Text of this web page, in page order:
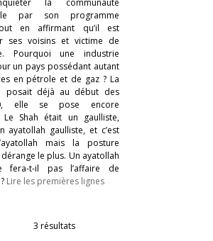
la communauté
par son programme
en affirmant qu’il est
ses voisins et victime de
Pourquoi une industrie
un pays possédant autant
en pétrole et de gaz ? La
posait déjà au début des
elle se pose encore
Le Shah était un gaulliste,
ayatollah gaulliste, et c’est
mais la posture
le plus. Un ayatollah
fera-t-il pas l’affaire de
Lire les premières lignes
3 résultats